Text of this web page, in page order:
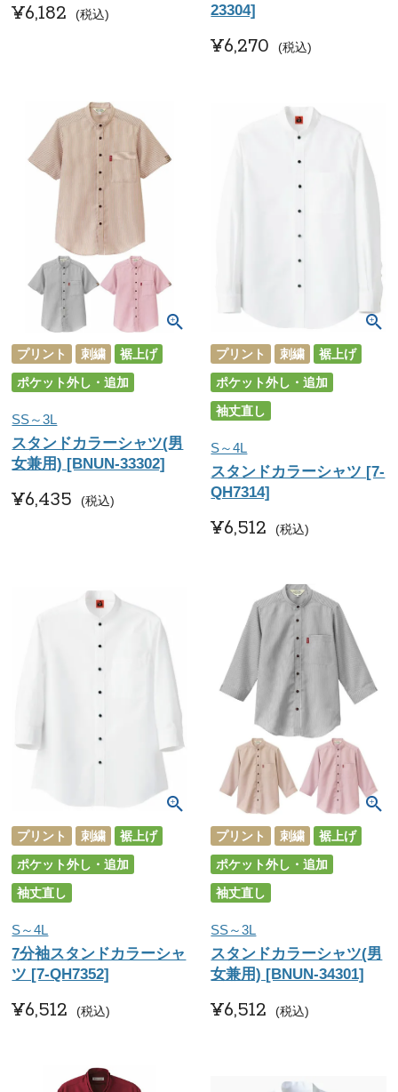
¥6,182 税込
23304]
¥6,270 税込
プリント 刺繍
裾上げ
ポケット外し・追加
SS～3L
スタンドカラーシャツ(男
女兼用) [BNUN-33302]
¥6,435 税込
プリント 刺繍
裾上げ
ポケット外し・追加
袖丈直し
S～4L
スタンドカラーシャツ [7-
QH7314]
¥6,512 税込
プリント 刺繍
裾上げ
ポケット外し・追加
袖丈直し
S～4L
7分袖スタンドカラーシャ
ツ [7-QH7352]
¥6,512 税込
プリント 刺繍
裾上げ
ポケット外し・追加
袖丈直し
SS～3L
スタンドカラーシャツ(男
女兼用) [BNUN-34301]
¥6,512 税込